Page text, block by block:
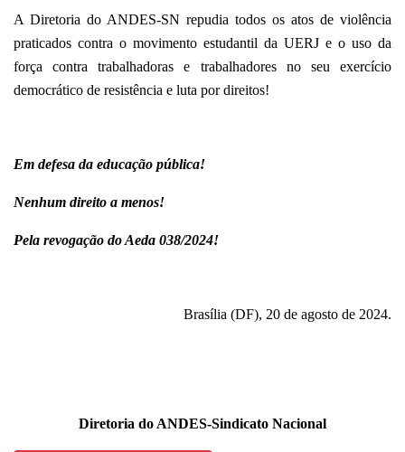
A Diretoria do ANDES-SN repudia todos os atos de violência
praticados contra o movimento estudantil da UERJ e o uso da
força contra trabalhadoras e trabalhadores no seu exercício
democrático de resistência e luta por direitos!
Em defesa da educação pública!
Nenhum direito a menos!
Pela revogação do Aeda 038/2024!
Brasília (DF), 20 de agosto de 2024.
Diretoria do ANDES-Sindicato Nacional